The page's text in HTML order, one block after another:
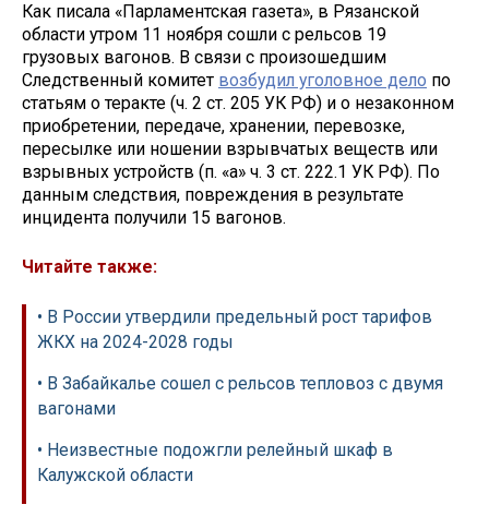
Как писала «Парламентская газета», в Рязанской
области утром 11 ноября сошли с рельсов 19
грузовых вагонов. В связи с произошедшим
Следственный комитет возбудил уголовное дело по
статьям о теракте (ч. 2 ст. 205 УК РФ) и о незаконном
приобретении, передаче, хранении, перевозке,
пересылке или ношении взрывчатых веществ или
взрывных устройств (п. «а» ч. 3 ст. 222.1 УК РФ). По
данным следствия, повреждения в результате
инцидента получили 15 вагонов.
Читайте также:
• В России утвердили предельный рост тарифов
ЖКХ на 2024-2028 годы
• В Забайкалье сошел с рельсов тепловоз с двумя
вагонами
• Неизвестные подожгли релейный шкаф в
Калужской области